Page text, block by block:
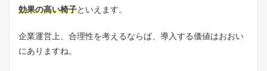
効果の高い椅子といえます。
企業運営上、合理性を考えるならば、導入する価値はおおい
にありますね。